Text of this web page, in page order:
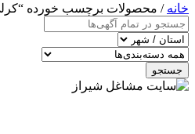
خانه / محصولات برچسب خورده
جستجو